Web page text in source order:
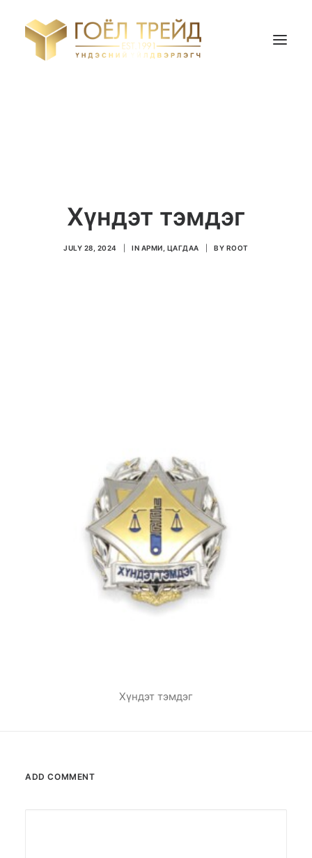
Хүндэт тэмдэг
JULY 28, 2024 IN АРМИ, ЦАГДАА BY ROOT
Хүндэт тэмдэг
ADD COMMENT